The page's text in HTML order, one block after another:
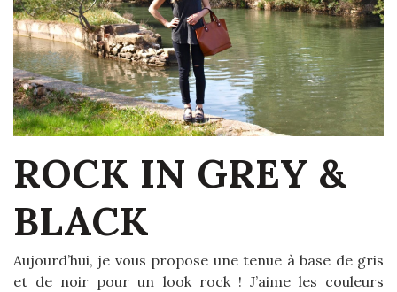
ROCK IN GREY &
BLACK
Aujourd’hui, je vous propose une tenue à base de gris
et de noir pour un look rock ! J’aime les couleurs